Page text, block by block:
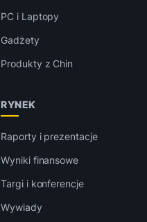
PC i Laptopy
Gadżety
Produkty z Chin
RYNEK
Raporty i prezentacje
Wyniki finansowe
Targi i konferencje
Wywiady